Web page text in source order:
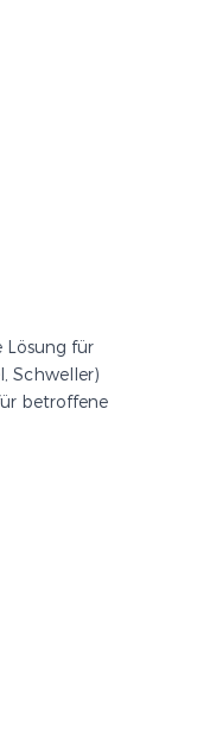
Lösung für
Schweller)
betroffene